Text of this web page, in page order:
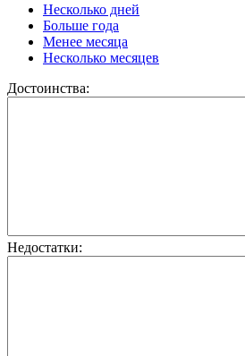
Несколько дней
Больше года
Менее месяца
Несколько месяцев
Достоинства:
Недостатки: